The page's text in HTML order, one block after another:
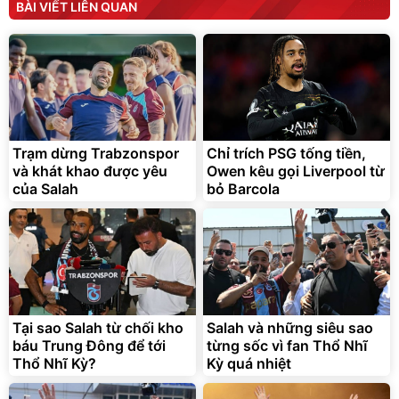
Elmich JEE 1855OL
3.000.000đ
2.143.650
Flash Sale
cao áp có tạo bọt tuyết
đ
Đã bán nhiều
Bạt phủ xe ô tô cao cấp,
tráng nhôm 03 lớp
392.000
325.000đ
Đã bán nhiều
Xe đạp điện trợ lực G-
Force C14 gấp gọn bỏ cốp
tiện lợi
9.900.000đ
7.092.000đ
Đang xem nhiều
G-FORCE VIETNA
BÀI VIẾT LIÊN QUAN
Trạm dừng Trabzonspor
và khát khao được yêu
của Salah
Chỉ trích PSG tống tiền,
Owen kêu gọi Liverpool từ
bỏ Barcola
Tại sao Salah từ chối kho
báu Trung Đông để tới
Thổ Nhĩ Kỳ?
Salah và những siêu sao
từng sốc vì fan Thổ Nhĩ
Kỳ quá nhiệt